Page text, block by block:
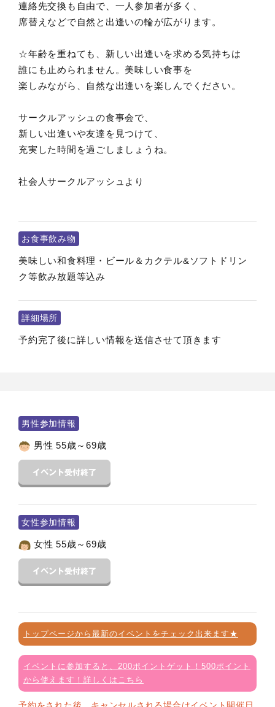
連絡先交換も自由で、一人参加者が多く、
席替えなどで自然と出逢いの輪が広がります。
☆年齢を重ねても、新しい出逢いを求める気持ちは
誰にも止められません。美味しい食事を
楽しみながら、自然な出逢いを楽しんでください。
サークルアッシュの食事会で、
新しい出逢いや友達を見つけて、
充実した時間を過ごしましょうね。
社会人サークルアッシュより
お食事飲み物
美味しい和食料理・ビール＆カクテル&ソフトドリン
ク等飲み放題等込み
詳細場所
予約完了後に詳しい情報を送信させて頂きます
男性参加情報
男性 55歳～69歳
女性参加情報
女性 55歳～69歳
トップページから最新のイベントをチェック出来ます★
イベントに参加すると、200ポイントゲット！500ポイント
から使えます！詳しくはこちら